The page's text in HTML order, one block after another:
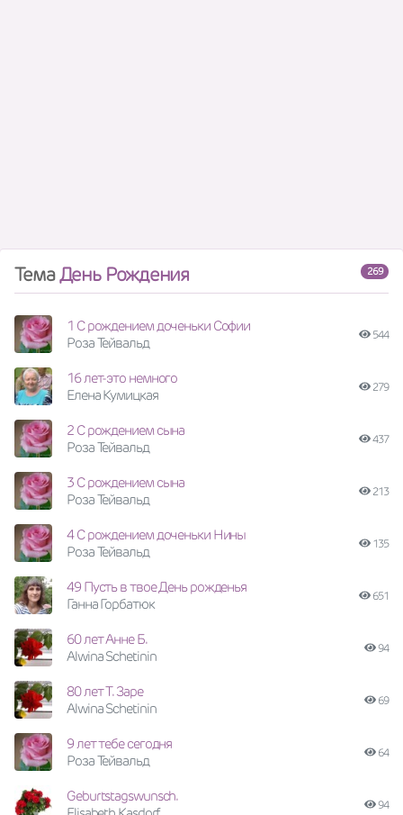
ТемаДень Рождения 269
1 С рождением доченьки Софии
Роза Тейвальд
544
16 лет-это немного
Елена Кумицкая
279
2 С рождением сына
Роза Тейвальд
437
3 С рождением сына
Роза Тейвальд
213
4 С рождением доченьки Нины
Роза Тейвальд
135
49 Пусть в твое День рожденья
Ганна Горбатюк
651
60 лет Анне Б.
Alwina Schetinin
94
80 лет Т. Заре
Alwina Schetinin
69
9 лет тебе сегодня
Роза Тейвальд
64
Geburtstagswunsch.
94